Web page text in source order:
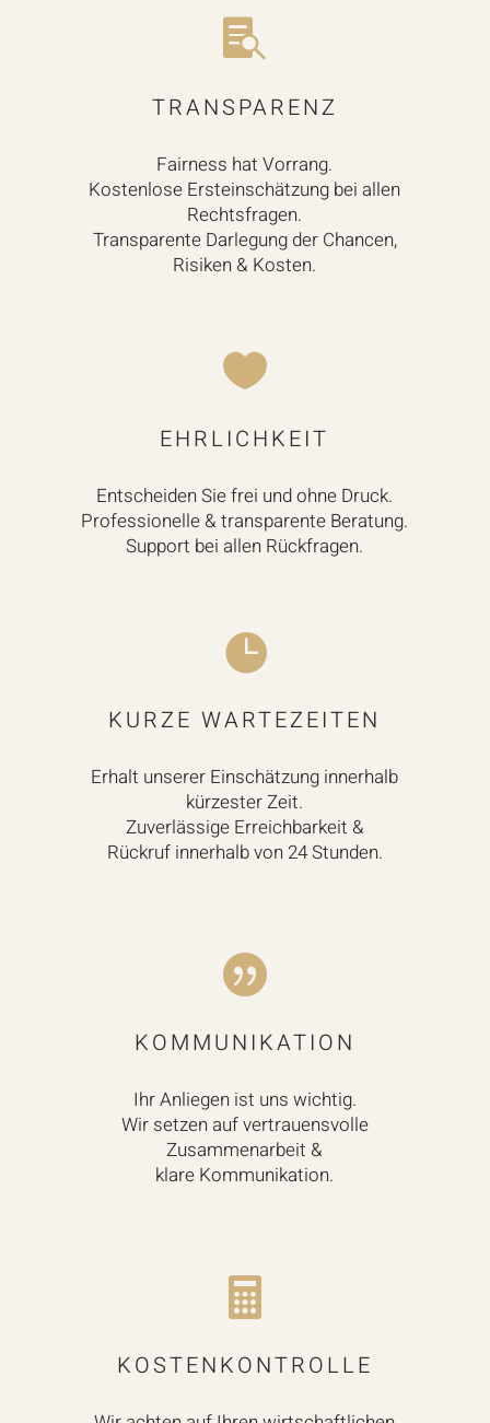

TRANSPARENZ
Fairness hat Vorrang.
Kostenlose Erst­ein­schätz­ung bei allen
Rechtsfragen.
Transparente Darlegung der Chancen,
Risiken & Kosten.

EHRLICHKEIT
Entscheiden Sie frei und ohne Druck.
Professionelle & transparente Beratung.
Support bei allen Rückfragen.

KURZE WARTEZEITEN
Erhalt unserer Einschätzung innerhalb
kürzester Zeit.
Zuverlässige Erreichbarkeit &
Rückruf innerhalb von 24 Stunden.

KOMMUNIKATION
Ihr Anliegen ist uns wichtig.
Wir setzen auf vertrauensvolle
Zusammenarbeit &
klare Kommunikation.

KOSTENKONTROLLE